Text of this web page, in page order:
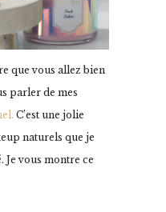
que vous allez bien
parler de mes
C’est une jolie
naturels que je
Je vous montre ce